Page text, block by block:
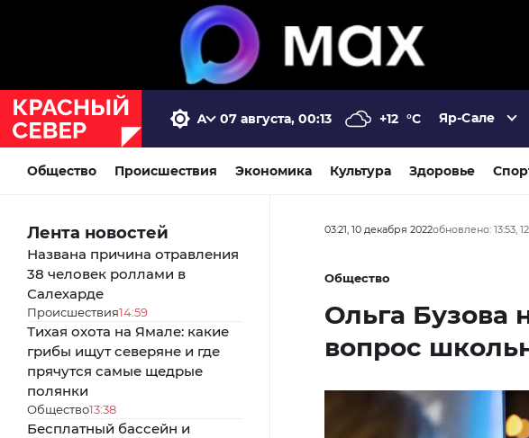
07 августа, 00:13 +12 °C Яр-Сале
Общество Происшествия Экономика Культура Здоровье
Лента новостей
Названа причина отравления
38 человек роллами в
Салехарде
Происшествия14:59
Тихая охота на Ямале: какие
грибы ищут северяне и где
прячутся самые щедрые
полянки
Общество13:38
Бесплатный бассейн и
03:21, 10 декабря 2022обновлено: 13:53,
Общество
Ольга Бузова
вопрос